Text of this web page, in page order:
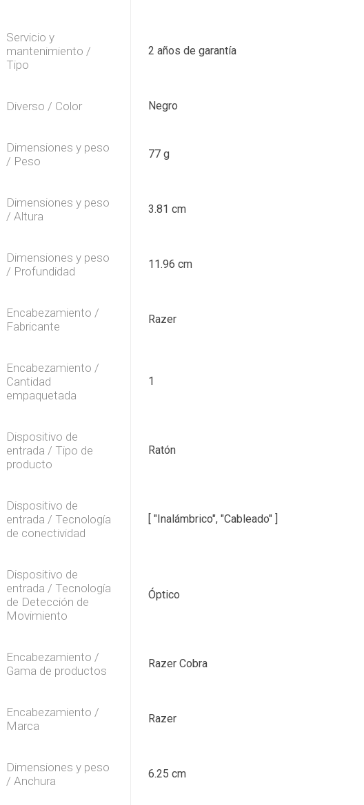
Servicio y
mantenimiento /
Tipo
2 años de garantía
Diverso / Color Negro
Dimensiones y peso
/ Peso
77 g
Dimensiones y peso
/ Altura
3.81 cm
Dimensiones y peso
/ Profundidad
11.96 cm
Encabezamiento /
Fabricante
Razer
Encabezamiento /
Cantidad
empaquetada
1
Dispositivo de
entrada / Tipo de
producto
Ratón
Dispositivo de
entrada / Tecnología
de conectividad
[ "Inalámbrico", "Cableado" ]
Dispositivo de
entrada / Tecnología
de Detección de
Movimiento
Óptico
Encabezamiento /
Gama de productos
Razer Cobra
Encabezamiento /
Marca
Razer
Dimensiones y peso
/ Anchura
6.25 cm